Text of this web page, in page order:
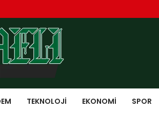
TEKNOLOJI EKONOMI SPOR